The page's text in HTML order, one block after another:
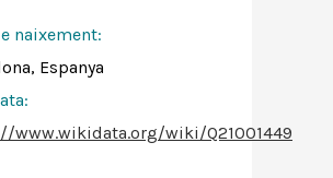
naixement:
Espanya
www.wikidata.org/wiki/Q21001449